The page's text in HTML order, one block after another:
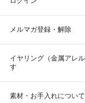
メルマガ登録・解除
イヤリング（金属アレ
す
素材・お手入れについて